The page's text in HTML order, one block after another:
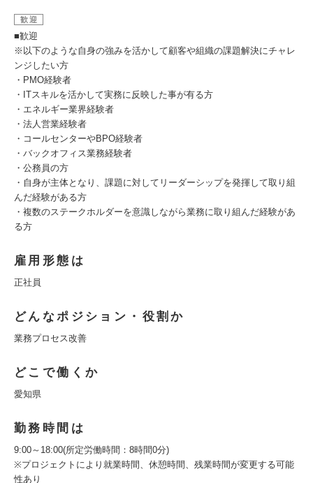
歓迎
■歓迎
※以下のような自身の強みを活かして顧客や組織の課題解決にチャレ
ンジしたい方
・PMO経験者
・ITスキルを活かして実務に反映した事が有る方
・エネルギー業界経験者
・法人営業経験者
・コールセンターやBPO経験者
・バックオフィス業務経験者
・公務員の方
・自身が主体となり、課題に対してリーダーシップを発揮して取り組
んだ経験がある方
・複数のステークホルダーを意識しながら業務に取り組んだ経験があ
る方
雇用形態は
正社員
どんなポジション・役割か
業務プロセス改善
どこで働くか
愛知県
勤務時間は
9:00～18:00(所定労働時間：8時間0分)
※プロジェクトにより就業時間、休憩時間、残業時間が変更する可能
性あり